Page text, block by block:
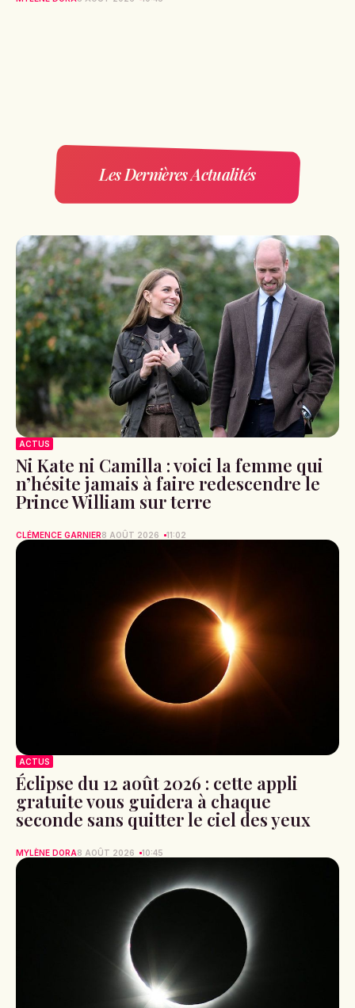
Les Dernières Actualités
ACTUS
Ni Kate ni Camilla : voici la femme qui
n’hésite jamais à faire redescendre le
Prince William sur terre
CLÉMENCE GARNIER8 AOÛT 2026 11:02
ACTUS
Éclipse du 12 août 2026 : cette appli
gratuite vous guidera à chaque
seconde sans quitter le ciel des yeux
MYLÈNE DORA8 AOÛT 2026 10:45